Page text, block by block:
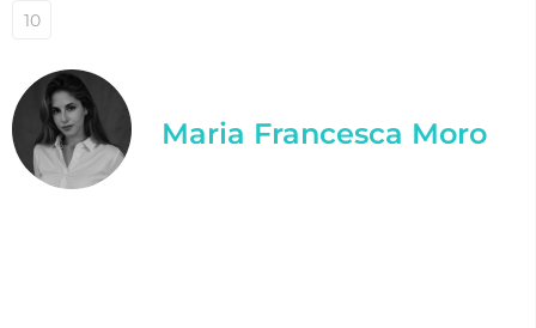
10
Maria Francesca Moro